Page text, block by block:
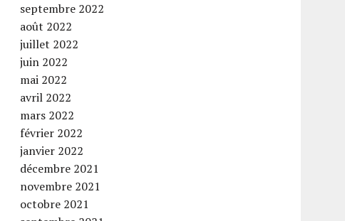
septembre 2022
août 2022
juillet 2022
juin 2022
mai 2022
avril 2022
mars 2022
février 2022
janvier 2022
décembre 2021
novembre 2021
octobre 2021